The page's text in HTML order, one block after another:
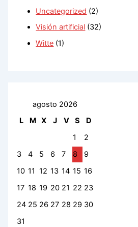
Uncategorized (2)
Visión artificial (32)
Witte (1)
agosto 2026
L
M X J V S
D
1
2
3
4 5 6 7 8
9
10 11 12 13 14 15 16
17 18 19 20 21 22 23
24 25 26 27 28 29 30
31